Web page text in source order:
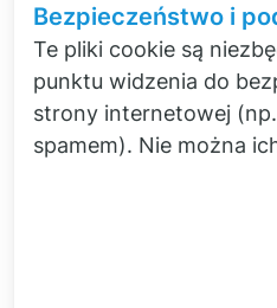
Bezpieczeństwo i
Te pliki cookie są
punktu widzenia do
strony internetowej
spamem). Nie można